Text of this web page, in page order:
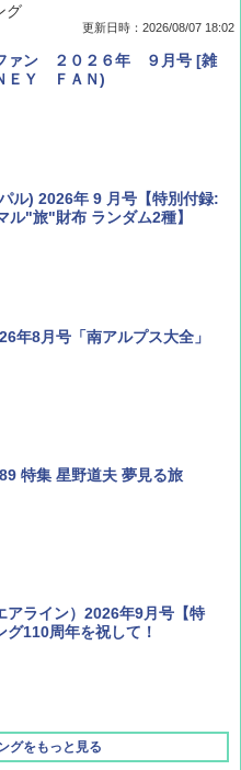
グ
更新日時：2026/08/07 18:02
ァン ２０２６年 ９月号 [雑
ＥＹ ＦＡＮ)
ル) 2026年 9 月号【特別付録:
ル"旅"財布 ランダム2種】
年8月号「南アルプス大全」
特集 星野道夫 夢見る旅
アライン）2026年9月号【特
グ110周年を祝して！
グをもっと見る